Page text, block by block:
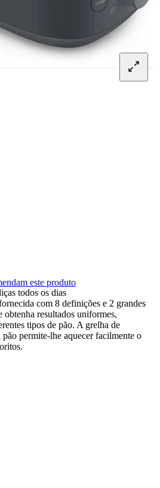
este produto
todos os dias
com 8 definições e 2 grandes
obtenha resultados uniformes,
tipos de pão. A grelha de
permite-lhe aquecer facilmente o